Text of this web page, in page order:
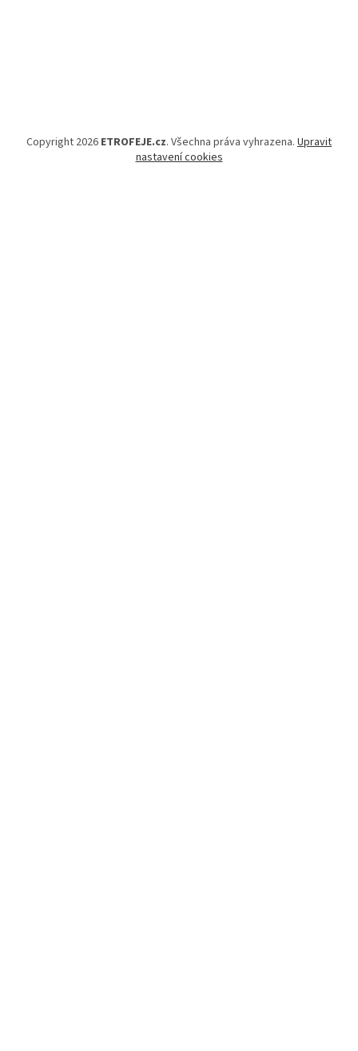
Copyright 2026 ETROFEJE.cz. Všechna práva vyhrazena. Upravit
nastavení cookies